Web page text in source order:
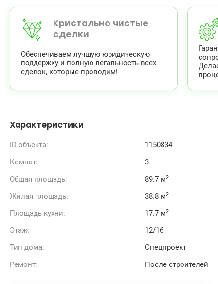
работы по благоустройству территории.
Дом находится между ЖК «Варшавские», ТРЦ
«Ретровиль» пешком 150 м.
Видео квартиры по отдельному запросу.
Цена: 133 000 у.е. тел.067 445-26-27
Евгения.valion.ua/1150834
Кристально чистые
сделки
Обеспечиваем лучшую юридическую
поддержку и полную легальность всех
сделок, которые проводим!
Характеристики
ID объекта:
1150834
Комнат:
3
Общая площадь:
89.7 м2
Жилая площадь: 38.8 м2
Площадь кухни: 17.7 м2
Этаж:
12/16
Тип дома:
Спецпроект
Ремонт:
После строителей